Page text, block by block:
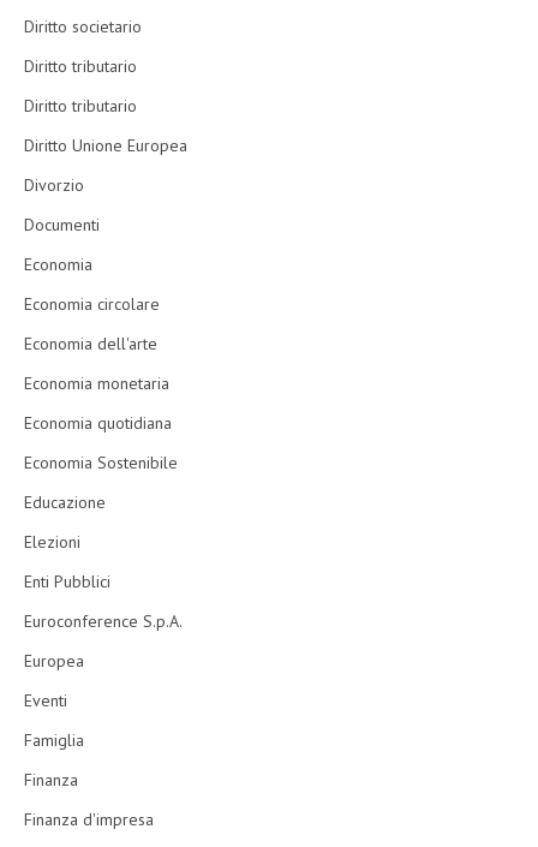
Diritto societario
Diritto tributario
Diritto tributario
Diritto Unione Europea
Divorzio
Documenti
Economia
Economia circolare
Economia dell'arte
Economia monetaria
Economia quotidiana
Economia Sostenibile
Educazione
Elezioni
Enti Pubblici
Euroconference S.p.A.
Europea
Eventi
Famiglia
Finanza
Finanza d'impresa